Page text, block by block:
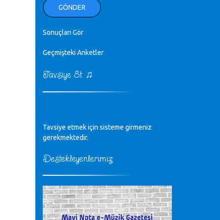
ellerinden benim için öpün.
Kurtuluş Çelebi - 07.01.2023
♪
Mavi Nota - 24.11.2022
♪
Biliyorum Cüneyt bey, yazımda da
♪
sayın müfit bey bilgilerinizi kontrol
edi 6440 sayılı cso kurulrş kanununda
GÖNDER
Sonuçları Gör
Geçmişteki Anketler
Tavsiye Et ♫
Tavsiye etmek için sisteme girmeniz
gerekmektedir.
Destekleyenlerimiz